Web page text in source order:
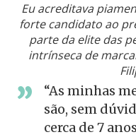
Eu acreditava
forte candidato ao
parte da elite das
intrínseca de
“As minhas
são, sem
cerca de 7